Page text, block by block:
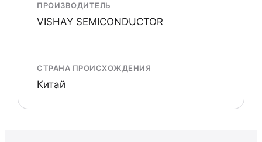
ПРОИЗВОДИТЕЛЬ
VISHAY SEMICONDUCTOR
СТРАНА ПРОИСХОЖДЕНИЯ
Китай